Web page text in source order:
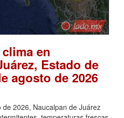
en
Estado de
agosto de 2026
2026, Naucalpan de Juárez